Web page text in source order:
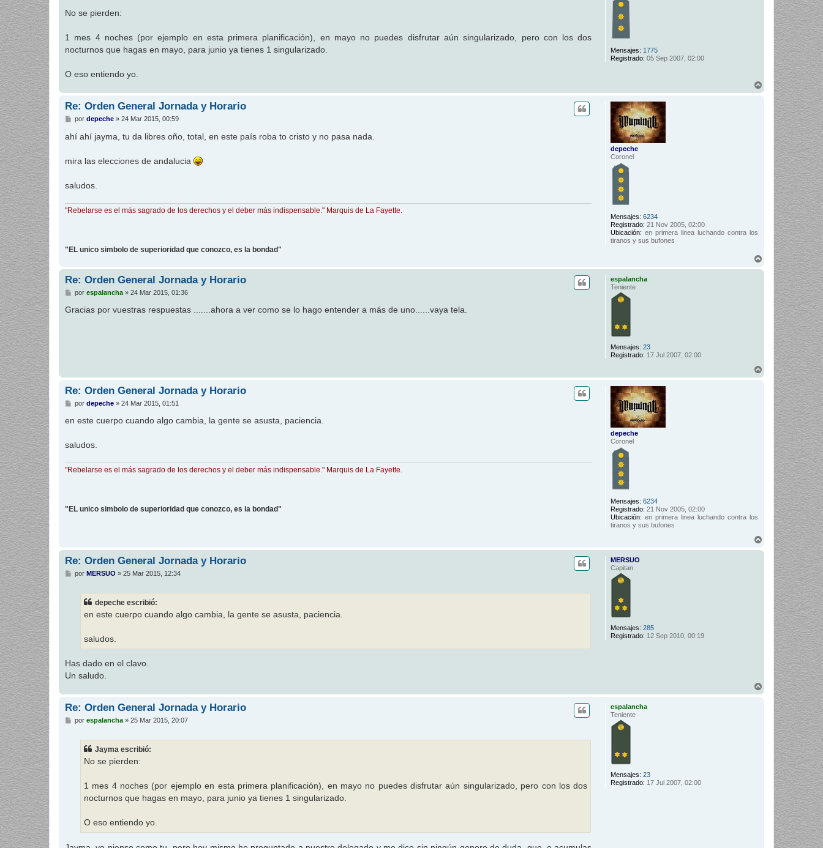
Mensajes: 1775
Registrado: 05 Sep 2007, 02:00
n
e
No se pierden:
1 mes 4 noches (por ejemplo en esta primera planificación), en mayo no puedes disfrutar aún singularizado, pero con los dos
nocturnos que hagas en mayo, para junio ya tienes 1 singularizado.
O eso entiendo yo.
depeche
Coronel
Mensajes: 6234
Registrado: 21 Nov 2005, 02:00
Ubicación: en primera linea luchando contra los
tiranos y sus bufones
Re: Orden General Jornada y Horario
M
n
j
e
por depeche» 24 Mar 2015, 00:59
ahí ahí jayma, tu da libres oño, total, en este país roba to cristo y no pasa nada.
mira las elecciones de andalucia
saludos.
"Rebelarse es el más sagrado de los derechos y el deber más indispensable." Marquis de La Fayette.
"EL unico simbolo de superioridad que conozco, es la bondad"
espalancha
Teniente
Mensajes: 23
Registrado: 17 Jul 2007, 02:00
Re: Orden General Jornada y Horario
M
n
por espalancha» 24 Mar 2015, 01:36
Gracias por vuestras respuestas .......ahora a ver como se lo hago entender a más de uno......vaya tela.
r
depeche
Coronel
Mensajes: 6234
Registrado: 21 Nov 2005, 02:00
Ubicación: en primera linea luchando contra los
tiranos y sus bufones
Re: Orden General Jornada y Horario
M
n
j
e
por depeche» 24 Mar 2015, 01:51
en este cuerpo cuando algo cambia, la gente se asusta, paciencia.
saludos.
"Rebelarse es el más sagrado de los derechos y el deber más indispensable." Marquis de La Fayette.
"EL unico simbolo de superioridad que conozco, es la bondad"
MERSUO
Capitan
Mensajes: 285
Registrado: 12 Sep 2010, 00:19
Re: Orden General Jornada y Horario
M
por MERSUO » 25 Mar 2015, 12:34
depeche escribió:
en este cuerpo cuando algo cambia, la gente se asusta, paciencia.
saludos.
Has dado en el clavo.
Un saludo.
espalancha
Teniente
Mensajes: 23
Registrado: 17 Jul 2007, 02:00
Re: Orden General Jornada y Horario
M
por espalancha» 25 Mar 2015, 20:07
Jayma escribió:
No se pierden:
1 mes 4 noches (por ejemplo en esta primera planificación), en mayo no puedes disfrutar aún singularizado, pero con los dos
nocturnos que hagas en mayo, para junio ya tienes 1 singularizado.
O eso entiendo yo.